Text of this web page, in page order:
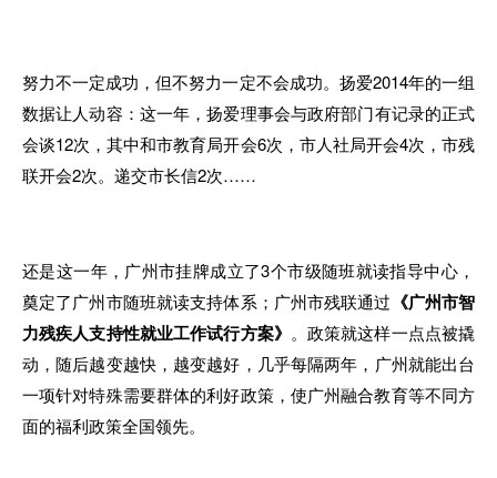
努力不一定成功，但不努力一定不会成功。扬爱2014年的一组
数据让人动容：这一年 ，扬爱理事会与政府部门有记录的正式
会谈12次，其中和市教育局开会6次 ， 市人社局开会4次 ，市残
联开会2次。 递交市长信2次……
还是这一年，广州市挂牌成立了3个市级随班就读指导中心 ，
奠定了广州市随班就读支持体系；广州市残联通过 《广州市智
力残疾人支持性就业工作试行方案》 。 政策就这样一点点被撬
动 ，随后越变越快， 越变越好 ， 几乎每隔两年 ， 广州就能出台
一项针对特殊需要群体的利好政策， 使广州融合教育等不同方
面的福利政策全国领先。